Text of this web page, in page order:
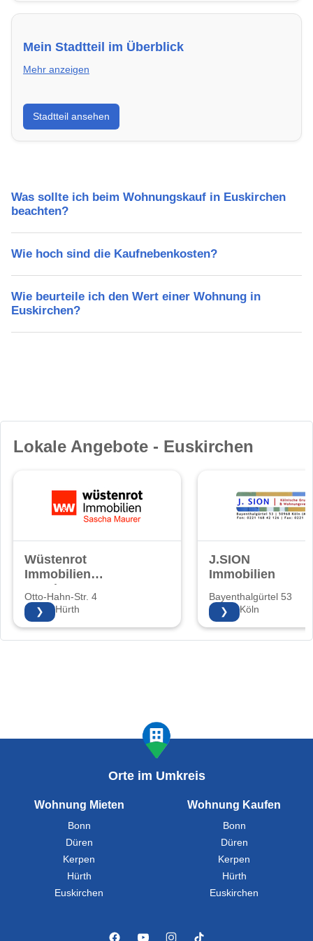
Mein Stadtteil im Überblick
Mehr anzeigen
Erfahre mehr über deinen Stadtteil in Euskirchen:
Lebensqualität, Verkehrsanbindung, Schulen,
Freizeitmöglichkeiten und Mietpreise.
Stadtteil ansehen
Was sollte ich beim Wohnungskauf in Euskirchen
beachten?
Wie hoch sind die Kaufnebenkosten?
Wie beurteile ich den Wert einer Wohnung in
Euskirchen?
Lokale Angebote - Euskirchen
Wüstenrot
Immobilien
Sascha Maurer
Otto-Hahn-Str. 4
50354 Hürth
❯
J.SION
Immobilien
Bayenthalgürtel 53
50968 Köln
❯
Orte im Umkreis
Wohnung Mieten
Bonn
Düren
Kerpen
Hürth
Euskirchen
Wohnung Kaufen
Bonn
Düren
Kerpen
Hürth
Euskirchen